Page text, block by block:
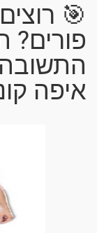
🎯
התשובה
איפה